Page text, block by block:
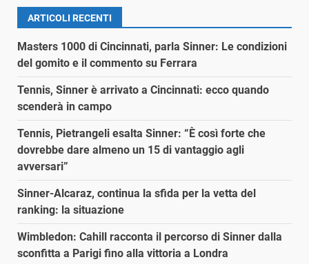
ARTICOLI RECENTI
Masters 1000 di Cincinnati, parla Sinner: Le condizioni
del gomito e il commento su Ferrara
Tennis, Sinner è arrivato a Cincinnati: ecco quando
scenderà in campo
Tennis, Pietrangeli esalta Sinner: “È così forte che
dovrebbe dare almeno un 15 di vantaggio agli
avversari”
Sinner-Alcaraz, continua la sfida per la vetta del
ranking: la situazione
Wimbledon: Cahill racconta il percorso di Sinner dalla
sconfitta a Parigi fino alla vittoria a Londra